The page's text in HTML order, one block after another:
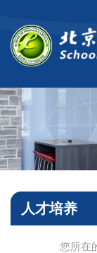
人才培养
您所在